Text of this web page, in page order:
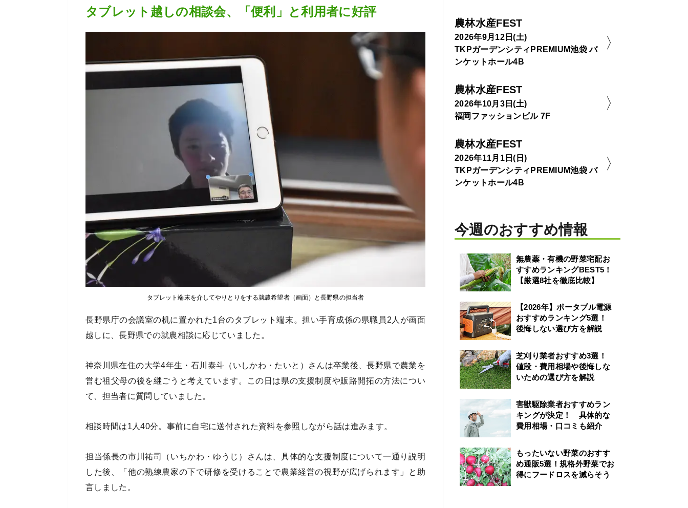
タブレット越しの相談会、「便利」と利用者に好評
タブレット端末を介してやりとりをする就農希望者（画面）と長野県の担当者
長野県庁の会議室の机に置かれた1台のタブレット端末。担い手育成係の県職員2人が画面
越しに、長野県での就農相談に応じていました。
神奈川県在住の大学4年生・石川泰斗（いしかわ・たいと）さんは卒業後、長野県で農業を
営む祖父母の後を継ごうと考えています。この日は県の支援制度や販路開拓の方法につい
て、担当者に質問していました。
相談時間は1人40分。事前に自宅に送付された資料を参照しながら話は進みます。
担当係長の市川祐司（いちかわ・ゆうじ）さんは、具体的な支援制度について一通り説明
した後、「他の熟練農家の下で研修を受けることで農業経営の視野が広げられます」と助
言しました。
農林水産FEST
2026年9月12日(土)
TKPガーデンシティPREMIUM池袋 バ
ンケットホール4B
農林水産FEST
2026年10月3日(土)
福岡ファッションビル 7F
農林水産FEST
2026年11月1日(日)
TKPガーデンシティPREMIUM池袋 バ
ンケットホール4B
今週のおすすめ情報
無農薬・有機の野菜宅配お
すすめランキングBEST5！
【厳選8社を徹底比較】
【2026年】ポータブル電源
おすすめランキング5選！
後悔しない選び方を解説
芝刈り業者おすすめ3選！
値段・費用相場や後悔しな
いための選び方を解説
害獣駆除業者おすすめラン
キングが決定！ 具体的な
費用相場・口コミも紹介
もったいない野菜のおすす
め通販5選！規格外野菜でお
得にフードロスを減らそう